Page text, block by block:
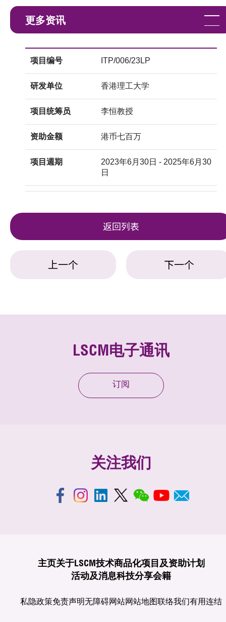
更多资讯
项目编号 ITP/006/23LP
研发单位 香港理工大学
项目统筹员 李恒教授
资助金额 港币七百万
项目週期
2023年6月30日 - 2025年6月30
日
返回列表
上一个 下一个
LSCM电子通讯
订阅
关注我们
主页关于LSCM技术商品化项目及资助计划
活动及消息科技分享会籍
私隐政策免责声明无障碍网站网站地图联络我们有用连结